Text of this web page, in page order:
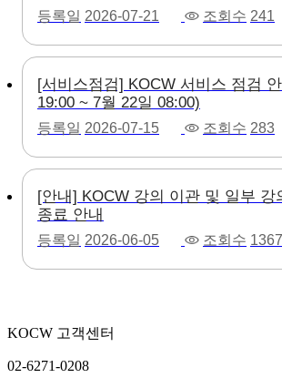
등록일 2026-07-21 조회수 241
[서비스점검] KOCW 서비스 점검
19:00 ~ 7월 22일 08:00)
등록일 2026-07-15 조회수 283
[안내] KOCW 강의 이관 및 일부 강
종료 안내
등록일 2026-06-05 조회수 1367
KOCW 고객센터
02-6271-0208